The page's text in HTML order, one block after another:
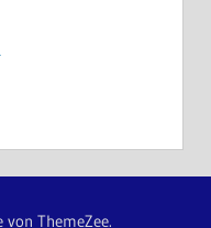
von ThemeZee.